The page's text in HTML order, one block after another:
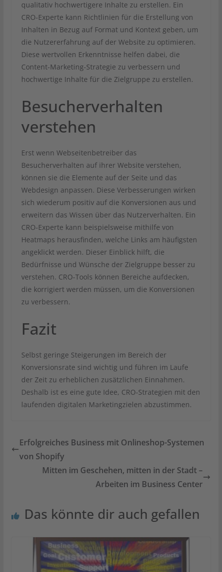
qualitativ hochwertigere Inhalte zu erstellen. Ein
CRO-Experte kann Richtlinien für die Erstellung von
Inhalten in Bezug auf Format und Kontext geben, um
die Nutzererfahrung auf der Website zu optimieren.
Diese wertvollen Erkenntnisse helfen dabei, die
Content-Marketing-Strategie zu verbessern und
hochwertige Inhalte für die Zielgruppe zu erstellen.
Besucherverhalten
verstehen
Erst wenn Webseitenbetreiber das
Besucherverhalten auf ihrer Website verstehen,
können sie die Elemente auf der Seite und das
Webdesign anpassen. Diese Verbesserungen wirken
sich wiederum positiv auf die Konversionen aus und
erweitern das Wissen über das Nutzerverhalten. Ein
CRO-Experte kann beispielsweise mithilfe von
Heatmaps herausfinden, welche Links am häufigsten
angeklickt werden. Dieser Einblick hilft, die
Bedürfnisse und Wünsche der Zielgruppe besser zu
verstehen. CRO-Tools können Bereiche aufdecken,
die korrigiert werden müssen, um die Konversionen
zu verbessern.
Fazit
Selbst geringe Steigerungen im Bereich der
Konversionsrate sind wichtig und führen im Laufe
der Zeit zu erheblichen zusätzlichen Einnahmen.
Deshalb ist es eine gute Idee, CRO-Strategien mit den
laufenden digitalen Marketingzielen abzustimmen.
Erfolgreiches Business mit Onlineshop-Systemen
von Shopify
Mitten im Geschehen, mitten in der Stadt –
Arbeiten im Business Center
Das könnte dir auch gefallen